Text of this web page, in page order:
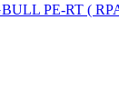
PE-RT (